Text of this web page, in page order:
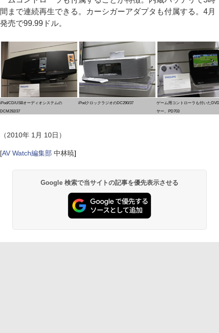
間まで連続再生できる。カーシガーアダプタも付属する。4月
発売で99.99ドル。
iPod/CD/USBオーディオシステムの
DCM292/37
iPodクロックラジオのDC290/37
ゲーム用コントローラも付いた
ヤー、PD703
（2010年 1月 10日）
[AV Watch編集部 中林暁]
Google 検索で当サイトの記事を優先表示させる